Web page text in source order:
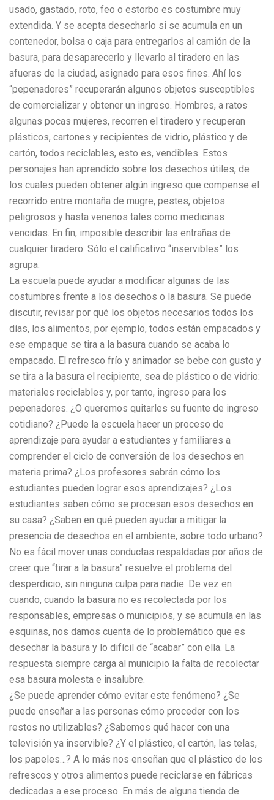
usado, gastado, roto, feo o estorbo es costumbre muy
extendida. Y se acepta desecharlo si se acumula en un
contenedor, bolsa o caja para entregarlos al camión de la
basura, para desaparecerlo y llevarlo al tiradero en las
afueras de la ciudad, asignado para esos fines. Ahí los
“pepenadores” recuperarán algunos objetos susceptibles
de comercializar y obtener un ingreso. Hombres, a ratos
algunas pocas mujeres, recorren el tiradero y recuperan
plásticos, cartones y recipientes de vidrio, plástico y de
cartón, todos reciclables, esto es, vendibles. Estos
personajes han aprendido sobre los desechos útiles, de
los cuales pueden obtener algún ingreso que compense el
recorrido entre montaña de mugre, pestes, objetos
peligrosos y hasta venenos tales como medicinas
vencidas. En fin, imposible describir las entrañas de
cualquier tiradero. Sólo el calificativo “inservibles” los
agrupa.
La escuela puede ayudar a modificar algunas de las
costumbres frente a los desechos o la basura. Se puede
discutir, revisar por qué los objetos necesarios todos los
días, los alimentos, por ejemplo, todos están empacados y
ese empaque se tira a la basura cuando se acaba lo
empacado. El refresco frío y animador se bebe con gusto y
se tira a la basura el recipiente, sea de plástico o de vidrio:
materiales reciclables y, por tanto, ingreso para los
pepenadores. ¿O queremos quitarles su fuente de ingreso
cotidiano? ¿Puede la escuela hacer un proceso de
aprendizaje para ayudar a estudiantes y familiares a
comprender el ciclo de conversión de los desechos en
materia prima? ¿Los profesores sabrán cómo los
estudiantes pueden lograr esos aprendizajes? ¿Los
estudiantes saben cómo se procesan esos desechos en
su casa? ¿Saben en qué pueden ayudar a mitigar la
presencia de desechos en el ambiente, sobre todo urbano?
No es fácil mover unas conductas respaldadas por años de
creer que “tirar a la basura” resuelve el problema del
desperdicio, sin ninguna culpa para nadie. De vez en
cuando, cuando la basura no es recolectada por los
responsables, empresas o municipios, y se acumula en las
esquinas, nos damos cuenta de lo problemático que es
desechar la basura y lo difícil de “acabar” con ella. La
respuesta siempre carga al municipio la falta de recolectar
esa basura molesta e insalubre.
¿Se puede aprender cómo evitar este fenómeno? ¿Se
puede enseñar a las personas cómo proceder con los
restos no utilizables? ¿Sabemos qué hacer con una
televisión ya inservible? ¿Y el plástico, el cartón, las telas,
los papeles…? A lo más nos enseñan que el plástico de los
refrescos y otros alimentos puede reciclarse en fábricas
dedicadas a ese proceso. En más de alguna tienda de